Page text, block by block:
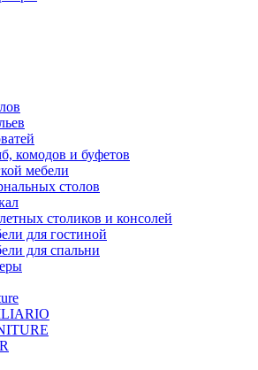
комодов и буфетов
мебели
столов
столиков и консолей
для гостиной
для спальни